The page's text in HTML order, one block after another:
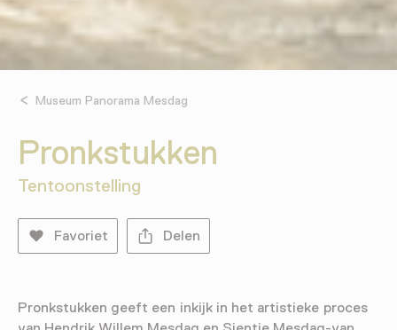
Museum Panorama Mesdag
Pronkstukken
Tentoonstelling
Favoriet Delen
Pronkstukken geeft een inkijk in het artistieke proces